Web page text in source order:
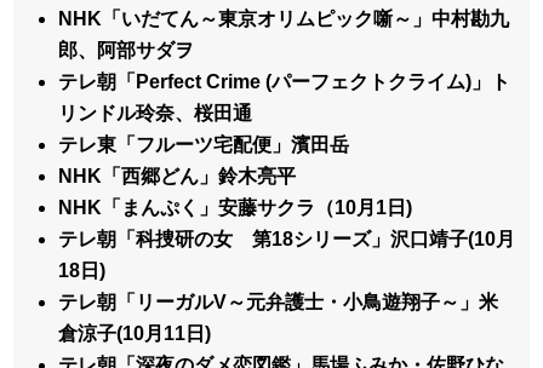
NHK「いだてん～東京オリムピック噺～」中村勘九
郎、阿部サダヲ
テレ朝「Perfect Crime (パーフェクトクライム)」ト
リンドル玲奈、桜田通
テレ東「フルーツ宅配便」濱田岳
NHK「西郷どん」鈴木亮平
NHK「まんぷく」安藤サクラ（10月1日)
テレ朝「科捜研の女 第18シリーズ」沢口靖子(10月
18日)
テレ朝「リーガルV～元弁護士・小鳥遊翔子～」米
倉涼子(10月11日)